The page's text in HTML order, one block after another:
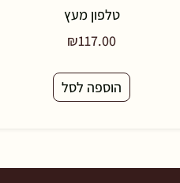
טלפון מעץ
₪117.00
הוספה לסל